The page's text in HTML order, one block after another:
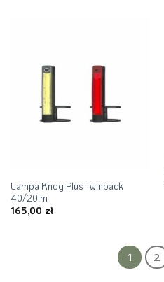
Lampa Knog Plus Twinpack
40/20lm
165,00 zł
1 2